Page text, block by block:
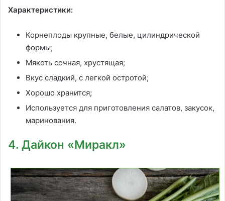
Характеристики:
Корнеплоды крупные, белые, цилиндрической
формы;
Мякоть сочная, хрустящая;
Вкус сладкий, с легкой остротой;
Хорошо хранится;
Используется для приготовления салатов, закусок,
маринования.
4. Дайкон «Миракл»